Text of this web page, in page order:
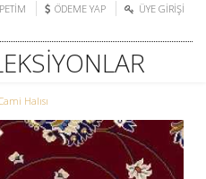
ÖDEME YAP ÜYE GIRIŞI
Halısı